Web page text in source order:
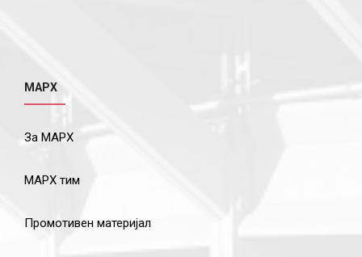
МАРХ
За МАРХ
МАРХ тим
Промотивен материјал